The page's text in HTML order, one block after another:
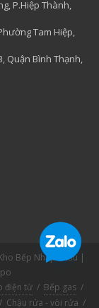
P.Hiệp Thành,
Tam Hiệp,
Quận Bình Thạnh,
Bếp Nhập Khẩu |
điện từ / Bếp gas /
/ Chậu rửa - vòi rửa /